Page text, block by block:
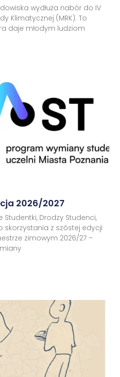
wydłuża nabór do IV
Klimatycznej (MRK). To
daje młodym ludziom
2026/2027
Studentki, Drodzy Studenci,
z szóstej edycji
zimowym 2026/27 –